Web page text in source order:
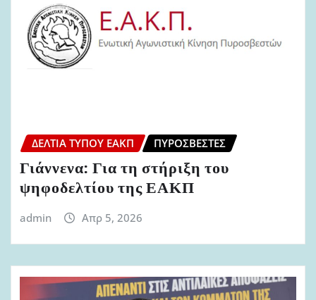
ΔΕΛΤΊΑ ΤΎΠΟΥ ΕΑΚΠ ΠΥΡΟΣΒΈΣΤΕΣ
Γιάννενα: Για τη στήριξη του
ψηφοδελτίου της ΕΑΚΠ
admin Απρ 5, 2026